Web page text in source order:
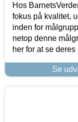
Hos
fokus på kvalitet,
inden for
netop denne
her for at se deres
Se